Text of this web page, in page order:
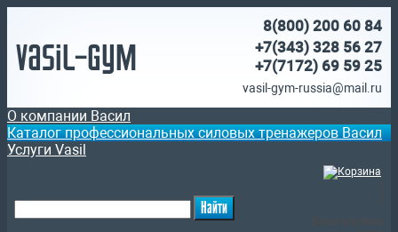
Vasil-Gym
8(800) 200 60 84
+7(343) 328 56 27
+7(7172) 69 59 25
vasil-gym-russia@mail.ru
О компании Васил
Каталог профессиональных силовых тренажеров Васил
Услуги Vasil